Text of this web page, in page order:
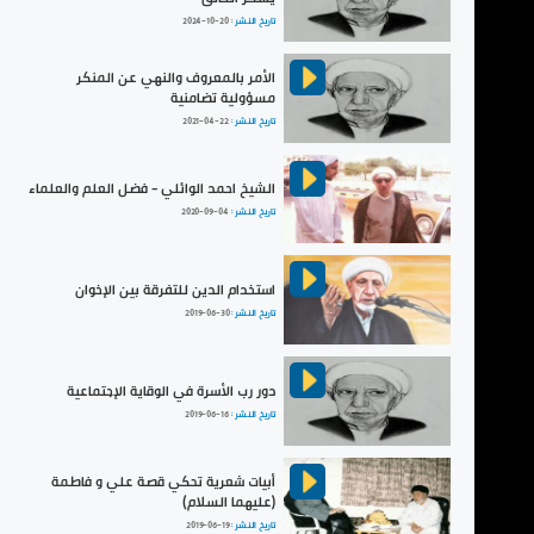
تاريخ النشر :2024-10-20
الأمر بالمعروف والنهي عن المنكر
مسؤولية تضامنية
تاريخ النشر :2021-04-22
الشيخ احمد الوائلي - فضل العلم والعلماء
تاريخ النشر : 2020-09-04
استخدام الدين للتفرقة بين الإخوان
تاريخ النشر :2019-06-30
دور رب الأسرة في الوقاية الإجتماعية
تاريخ النشر :2019-06-16
أبيات شعرية تحكي قصة علي و فاطمة
(عليهما السلام)
تاريخ النشر :2019-06-19